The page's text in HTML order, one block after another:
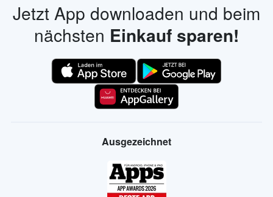
Jetzt App downloaden und beim
nächsten Einkauf sparen!
Ausgezeichnet